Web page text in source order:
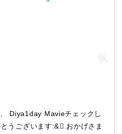
Diya1day Mavieチェックし
うございます:& おかげさま